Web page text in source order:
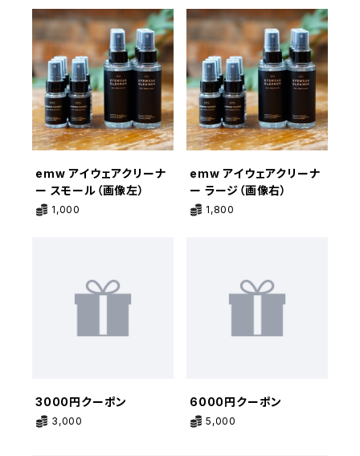
emw アイウェアクリーナ
ー スモール（画像左）
1,000
emw アイウェアクリーナ
ー ラージ（画像右）
1,800
3000円クーポン
3,000
6000円クーポン
5,000